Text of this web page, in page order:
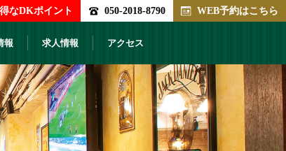
なDKポイント 050-2018-8790 WEB予約はこちら
報 求人情報 アクセス